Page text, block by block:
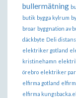
bullermätning
butik bygga kylrum
broar byggnation av
däckbyte Deli
elektriker gotland
kristinehamn
örebro elektriker
elfirma gotland
elfirma